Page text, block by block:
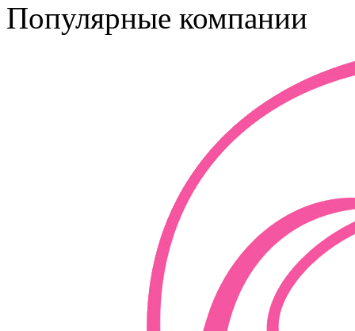
Популярные компании